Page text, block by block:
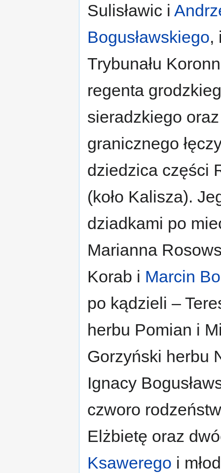
Sulisławic i
Bogusławskiego,
Trybunału
regenta
sieradzkiego
granicznego
dziedzica części
(koło Kalisza).
dziadkami po
Marianna
Korab i Marcin
po kądzieli –
herbu Pomian i
Gorzyński herbu
Ignacy
czworo
Elżbietę oraz
Ksawerego i